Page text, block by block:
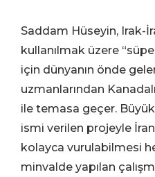
Saddam Hüseyin, Irak-
kullanılmak üzere
için dünyanın önde
uzmanlarından
ile temasa geçer.
ismi verilen projeyle
kolayca vurulabilmesi
minvalde yapılan